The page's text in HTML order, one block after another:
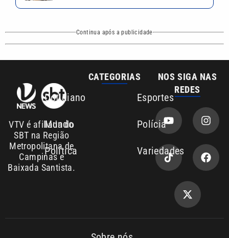
Continua após a publicidade
VTV é afiliada do
SBT na Região
Metropolitana de
Campinas e
Baixada Santista.
CATEGORIAS
Cotidiano Esportes
Mundo Polícia
Política Variedades
NOS SIGA NAS
REDES